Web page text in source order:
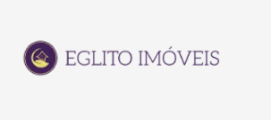
Página inicial